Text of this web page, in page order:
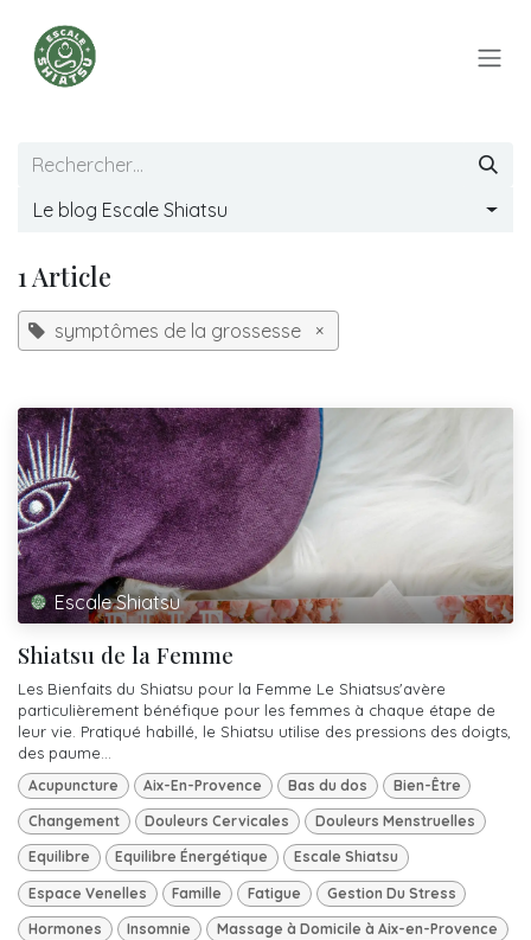
Le blog Escale Shiatsu
1 Article
symptômes de la grossesse ×
Escale Shiatsu
Shiatsu de la Femme
Les Bienfaits du Shiatsu pour la Femme Le Shiatsus'avère
particulièrement bénéfique pour les femmes à chaque étape de
leur vie. Pratiqué habillé, le Shiatsu utilise des pressions des doigts,
des paume...
Acupuncture Aix-En-Provence Bas du dos Bien-Être
Changement Douleurs Cervicales Douleurs Menstruelles
Equilibre Equilibre Énergétique Escale Shiatsu
Espace Venelles Famille Fatigue Gestion Du Stress
Hormones Insomnie Massage à Domicile à Aix-en-Provence